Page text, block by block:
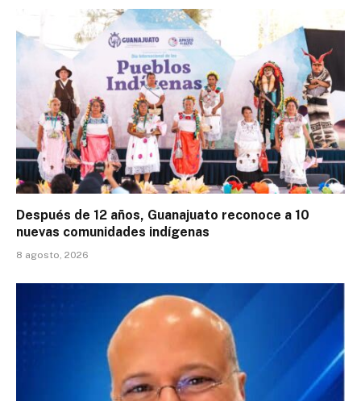
Después de 12 años, Guanajuato reconoce a 10
nuevas comunidades indígenas
8 agosto, 2026